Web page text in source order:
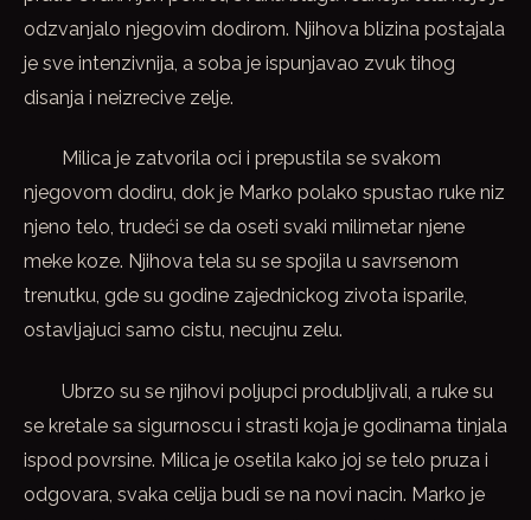
odzvanjalo njegovim dodirom. Njihova blizina postajala
je sve intenzivnija, a soba je ispunjavao zvuk tihog
disanja i neizrecive zelje.
Milica je zatvorila oci i prepustila se svakom
njegovom dodiru, dok je Marko polako spustao ruke niz
njeno telo, trudeći se da oseti svaki milimetar njene
meke koze. Njihova tela su se spojila u savrsenom
trenutku, gde su godine zajednickog zivota isparile,
ostavljajuci samo cistu, necujnu zelu.
Ubrzo su se njihovi poljupci produbljivali, a ruke su
se kretale sa sigurnoscu i strasti koja je godinama tinjala
ispod povrsine. Milica je osetila kako joj se telo pruza i
odgovara, svaka celija budi se na novi nacin. Marko je